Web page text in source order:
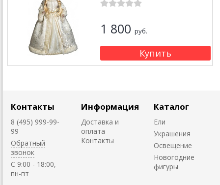
1 800 руб.
Контакты
8 (495) 999-99-
99
Обратный
звонок
C 9:00 - 18:00,
пн-пт
Информация
Доставка и
оплата
Контакты
Каталог
Ели
Украшения
Освещение
Новогодние
фигуры